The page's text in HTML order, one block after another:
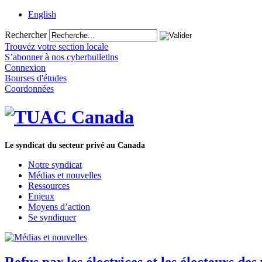
English
Rechercher
Trouvez votre section locale
S’abonner à nos cyberbulletins
Connexion
Bourses d'études
Coordonnées
Le syndicat du secteur privé au Canada
Notre syndicat
Médias et nouvelles
Ressources
Enjeux
Moyens d’action
Se syndiquer